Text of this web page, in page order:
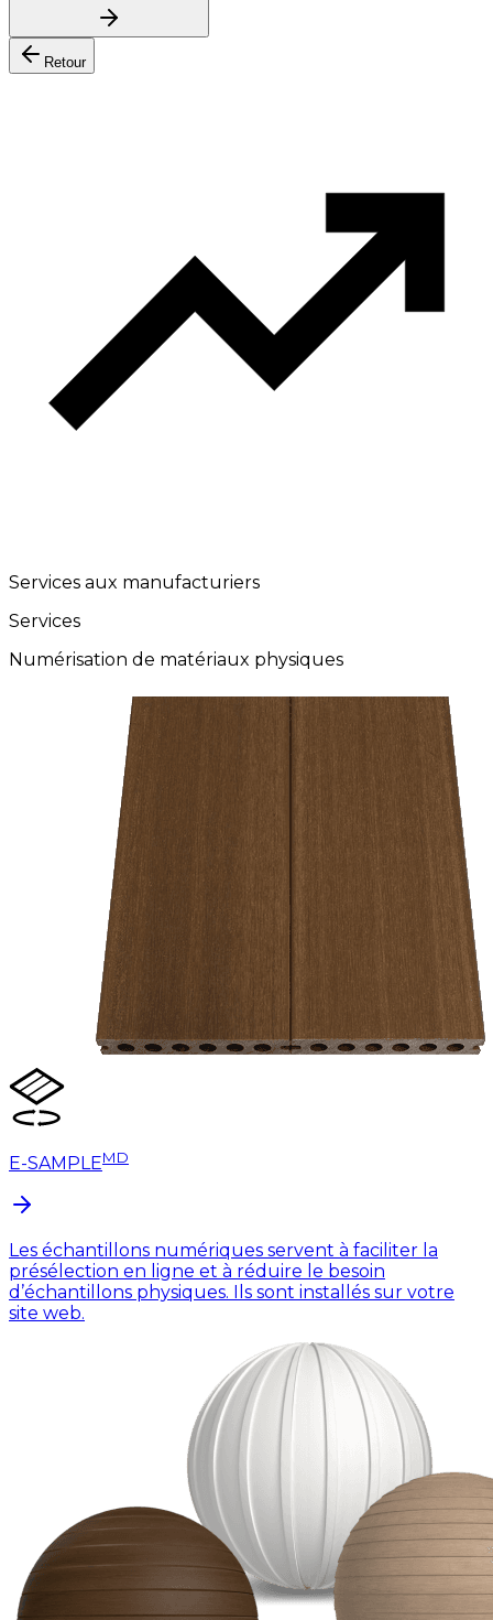
Retour
Services aux manufacturiers
Services
Numérisation de matériaux physiques
E-SAMPLEMD
Les échantillons numériques servent à faciliter la
présélection en ligne et à réduire le besoin
d’échantillons physiques. Ils sont installés sur votre
site web.